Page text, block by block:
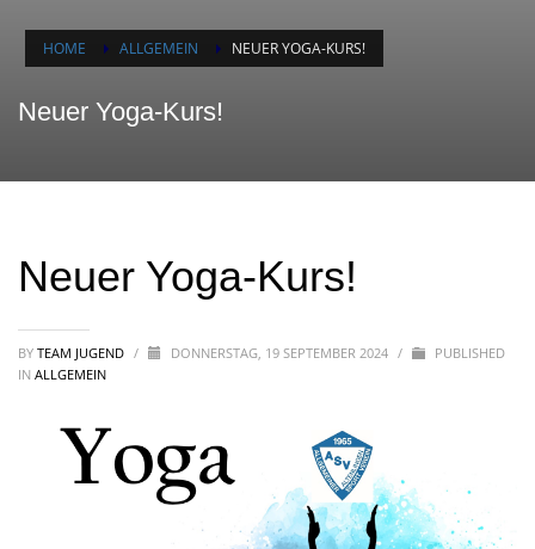
HOME ALLGEMEIN NEUER YOGA-KURS!
Neuer Yoga-Kurs!
Neuer Yoga-Kurs!
BY TEAM JUGEND / DONNERSTAG, 19 SEPTEMBER 2024 /
PUBLISHED
IN ALLGEMEIN